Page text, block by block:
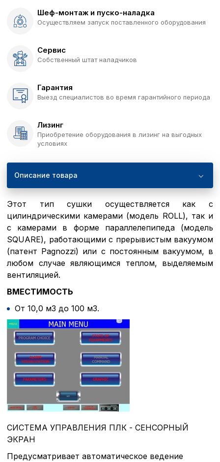
Шеф-монтаж и пуско-наладка
Осуществляем запуск поставленного оборудования
Сервис
Собственный штат наладчиков
Гарантия
Выезд специалистов во время гарантийного периода
Лизинг
Приобретение оборудования в лизинг на выгодных
условиях
Описание товара
Этот тип сушки осуществляется как с
цилиндрическими камерами (модель ROLL), так и
с камерами в форме параллелепипеда (модель
SQUARE), работающими с прерывистым вакуумом
(патент Pagnozzi) или с постоянным вакуумом, в
любом случае являющимся теплом, выделяемым
вентиляцией.
ВМЕСТИМОСТЬ
От 10,0 м3 до 100 м3.
СИСТЕМА УПРАВЛЕНИЯ ПЛК - СЕНСОРНЫЙ
ЭКРАН
Предусматривает автоматическое ведение